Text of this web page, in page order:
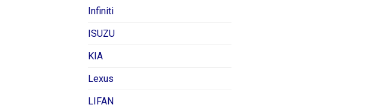
Infiniti
ISUZU
KIA
Lexus
LIFAN